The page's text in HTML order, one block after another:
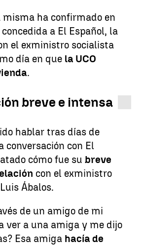
misma ha confirmado en
a El Español, la
el exministro socialista
día en que la UCO
.
breve e intensa
hablar tras días de
conversación con El
cómo fue su breve
con el exministro
Ábalos.
de un amigo de mi
ver a una amiga y me dijo
Esa amiga hacía de